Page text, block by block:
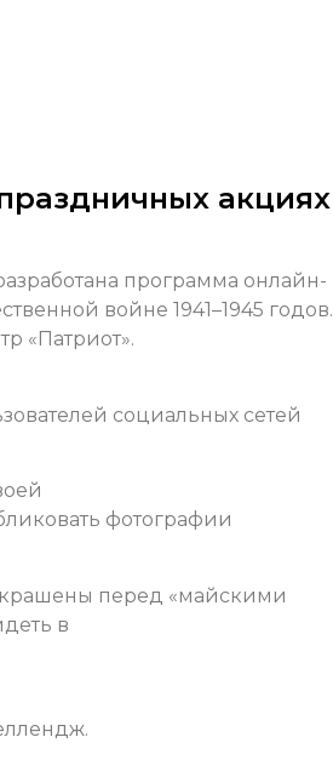
акциях
программа онлайн-
войне 1941–1945 годов.
«Патриот».
социальных сетей
фотографии
перед «майскими
в